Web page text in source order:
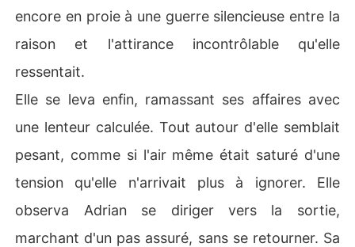
encore en proie à une guerre silencieuse entre la
raison et l'attirance incontrôlable qu'elle
ressentait.
Elle se leva enfin, ramassant ses affaires avec
une lenteur calculée. Tout autour d'elle semblait
pesant, comme si l'air même était saturé d'une
tension qu'elle n'arrivait plus à ignorer. Elle
observa Adrian se diriger vers la sortie,
marchant d'un pas assuré, sans se retourner. Sa